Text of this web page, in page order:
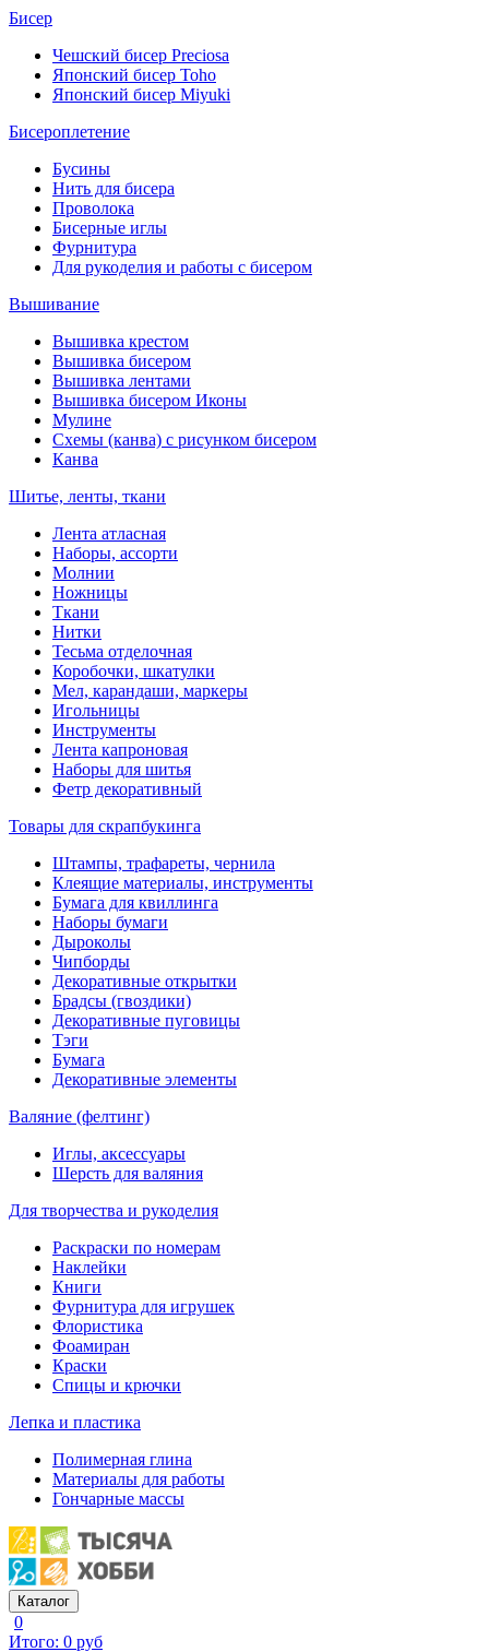
Бисер
Чешский бисер Preciosa
Японский бисер Toho
Японский бисер Miyuki
Бисероплетение
Бусины
Нить для бисера
Проволока
Бисерные иглы
Фурнитура
Для рукоделия и работы с бисером
Вышивание
Вышивка крестом
Вышивка бисером
Вышивка лентами
Вышивка бисером Иконы
Мулине
Схемы (канва) с рисунком бисером
Канва
Шитье, ленты, ткани
Лента атласная
Наборы, ассорти
Молнии
Ножницы
Ткани
Нитки
Тесьма отделочная
Коробочки, шкатулки
Мел, карандаши, маркеры
Игольницы
Инструменты
Лента капроновая
Наборы для шитья
Фетр декоративный
Товары для скрапбукинга
Штампы, трафареты, чернила
Клеящие материалы, инструменты
Бумага для квиллинга
Наборы бумаги
Дыроколы
Чипборды
Декоративные открытки
Брадсы (гвоздики)
Декоративные пуговицы
Тэги
Бумага
Декоративные элементы
Валяние (фелтинг)
Иглы, аксессуары
Шерсть для валяния
Для творчества и рукоделия
Раскраски по номерам
Наклейки
Книги
Фурнитура для игрушек
Флористика
Фоамиран
Краски
Спицы и крючки
Лепка и пластика
Полимерная глина
Материалы для работы
Гончарные массы
Каталог
0
Итого: 0 руб